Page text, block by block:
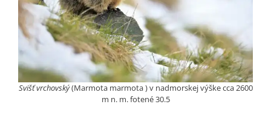
Svišť vrchovský(Marmota marmota ) v nadmorskej výške cca 2600
m n. m. fotené 30.5